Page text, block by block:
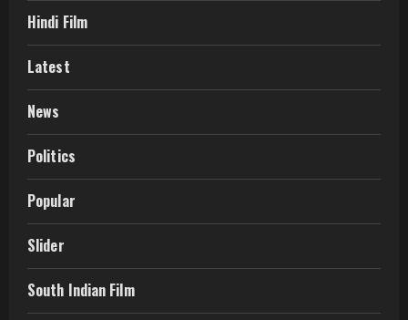
Hindi Film
Latest
News
Politics
Popular
Slider
South Indian Film